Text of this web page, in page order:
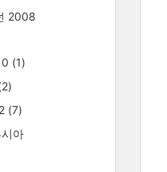
2008
(1)
(7)
아